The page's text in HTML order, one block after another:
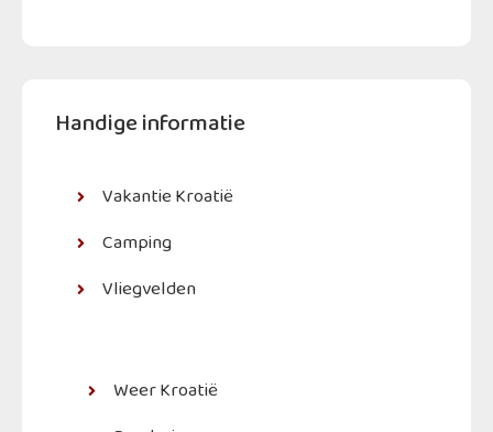
Handige informatie
Vakantie Kroatië
Camping
Vliegvelden
Weer Kroatië